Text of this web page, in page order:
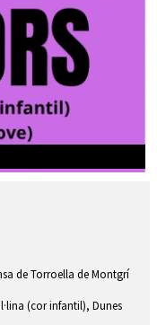
de Torroella de Montgrí
(cor infantil), Dunes